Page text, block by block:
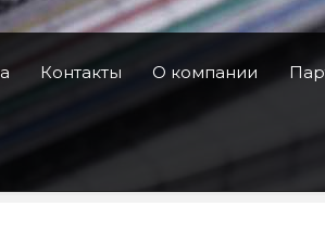
Контакты О компании